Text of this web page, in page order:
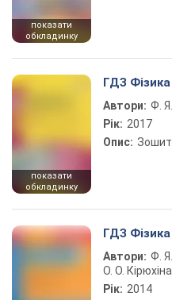
показати
обкладинку
показати
обкладинку
ГДЗ
Автори: Ф.
Рік: 2017
Опис:
ГДЗ
Автори: Ф.
О. О. Кірюхіна
Рік: 2014